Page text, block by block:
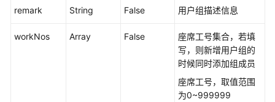
类
口
remark String False 用户组描述信息
workNos Array False
座席工号集合，若填
写，则新增用户组的
时候同时添加组成员
座席工号，取值范围
为0~999999